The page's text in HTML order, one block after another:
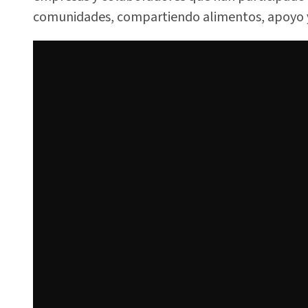
comunidades, compartiendo alimentos, apoyo